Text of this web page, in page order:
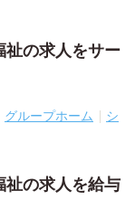
祉の求人をサー
グループホーム
シ
祉の求人を給与